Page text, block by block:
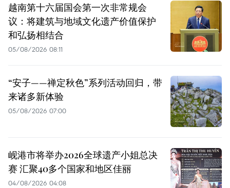
越南第十六届国会第一次非常规会
议：将建筑与地域文化遗产价值保护
和弘扬相结合
05/08/2026 08:11
“安子——禅定秋色”系列活动回归，带
来诸多新体验
05/08/2026 07:00
岘港市将举办2026全球遗产小姐总决
赛 汇聚40多个国家和地区佳丽
04/08/2026 04:08